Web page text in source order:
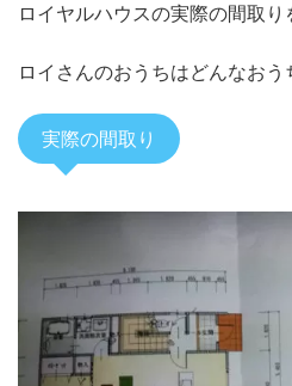
ロイヤルハウスの実際の間取り
ロイさんのおうちはどんなおう
実際の間取り